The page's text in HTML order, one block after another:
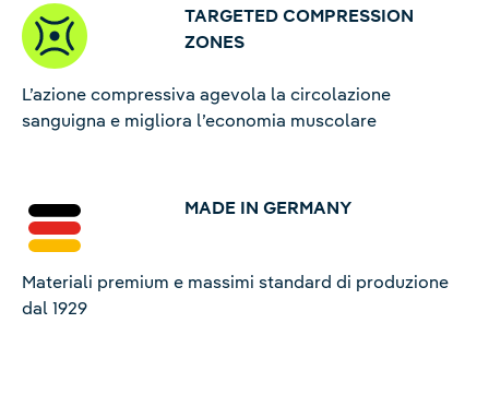
TARGETED COMPRESSION
ZONES
L’azione compressiva agevola la circolazione
sanguigna e migliora l’economia muscolare
MADE IN GERMANY
Materiali premium e massimi standard di produzione
dal 1929